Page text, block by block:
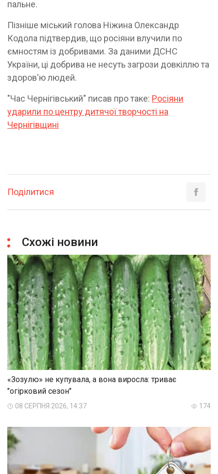
пальне.
Пізніше міський голова Ніжина Олександр
Кодола підтвердив, що росіяни влучили по
ємностям із добривами. За даними ДСНС
України, ці добрива не несуть загрози довкіллю та
здоров'ю людей.
"Час Чернігівський" писав про таке: Росіяни
ударили по центру дитячої творчості на
Чернігівщині
Поділитися
Схожі новини
«Зозулю» не купувала, а вона виросла: триває
"огірковий сезон"
08 СЕРПНЯ 2026, 14:37 174